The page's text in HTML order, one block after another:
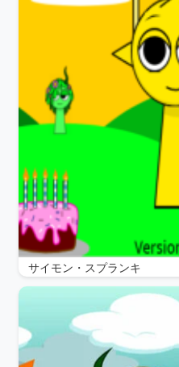
サイモン・スプランキ